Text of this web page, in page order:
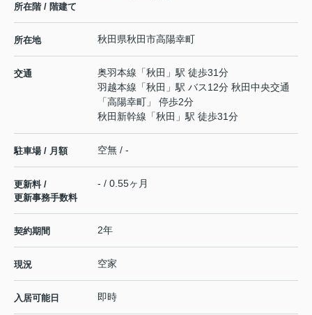
所在階 / 階建て
所在地 秋田県秋田市高陽幸町
交通 奥羽本線 「秋田 」駅 徒歩31分
羽越本線 「秋田 」駅 バス12分 秋田中央交通
「高陽幸町」 停歩2分
秋田新幹線 「秋田 」駅 徒歩31分
駐車場 / 月額 空無 / -
更新料 /
更新事務手数料
- / 0.55ヶ月
契約期間 2年
現況 空家
入居可能日 即時